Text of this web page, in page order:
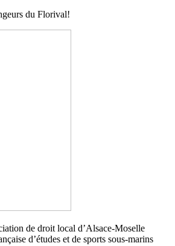
du Florival!
de droit local d’Alsace-Moselle
d’études et de sports sous-marins